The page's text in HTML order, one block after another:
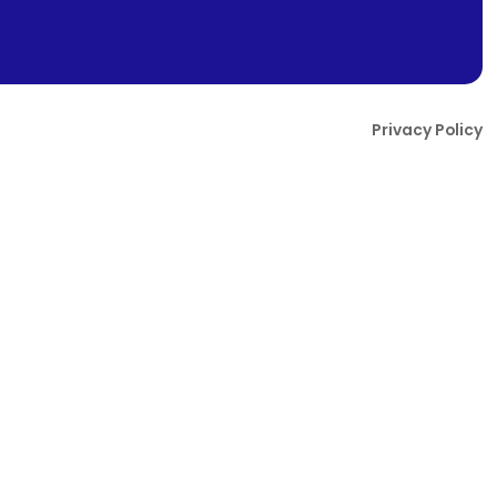
Privacy Policy